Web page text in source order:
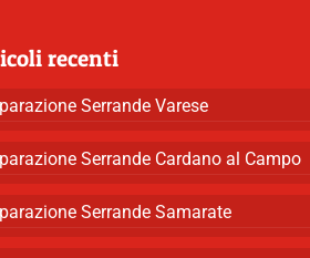
recenti
Serrande Varese
Serrande Cardano al Campo
Serrande Samarate